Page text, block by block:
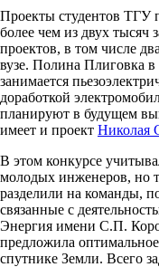
Проекты студентов ТГУ
более чем из двух тысяч
проектов, в том числе
вузе. Полина Плиговка в
занимается
доработкой
планируют в будущем
имеет и проект Николая
В этом конкурсе
молодых инженеров, но
разделили на команды,
связанные с
Энергия имени С.П.
предложила
спутнике Земли. Всего